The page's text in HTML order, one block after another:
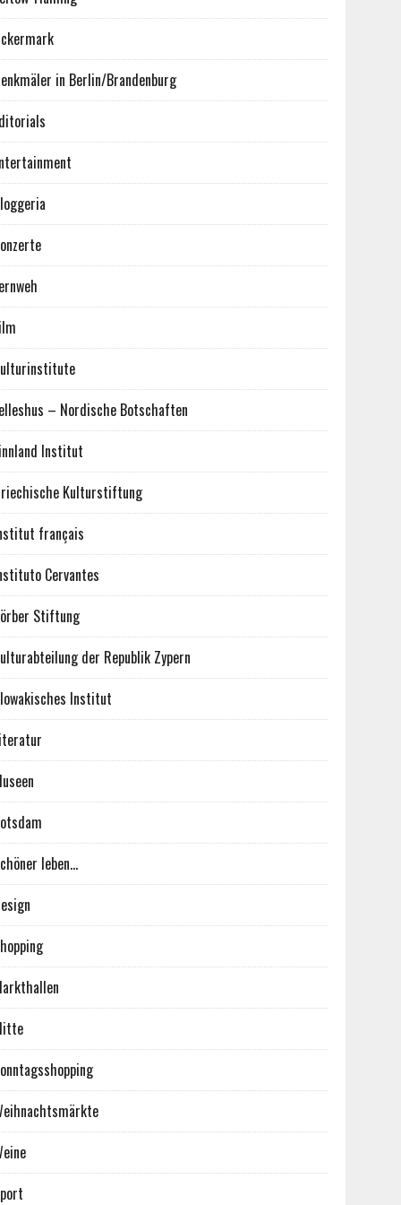
in Berlin/Brandenburg
– Nordische Botschaften
Institut
Kulturstiftung
français
Cervantes
Stiftung
der Republik Zypern
Institut
leben…